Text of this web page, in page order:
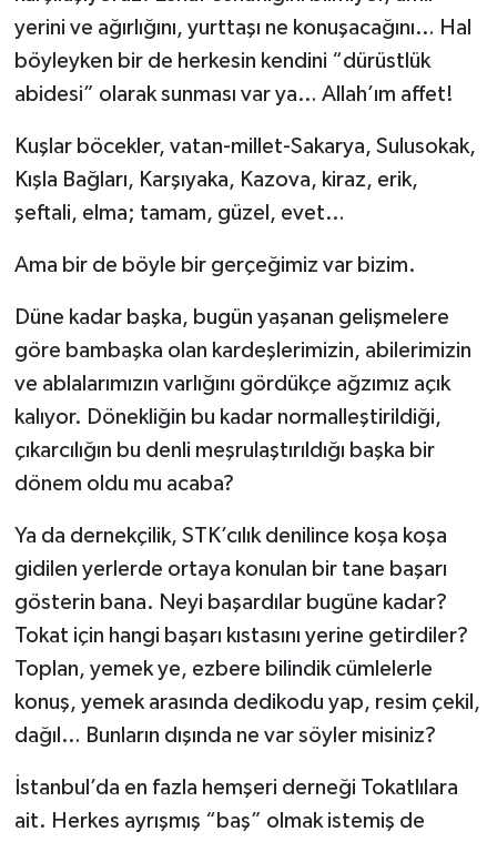
yerini ve ağırlığını, yurttaşı ne konuşacağını… Hal
böyleyken bir de herkesin kendini “dürüstlük
abidesi” olarak sunması var ya… Allah’ım affet!
Kuşlar böcekler, vatan-millet-Sakarya, Sulusokak,
Kışla Bağları, Karşıyaka, Kazova, kiraz, erik,
şeftali, elma; tamam, güzel, evet…
Ama bir de böyle bir gerçeğimiz var bizim.
Düne kadar başka, bugün yaşanan gelişmelere
göre bambaşka olan kardeşlerimizin, abilerimizin
ve ablalarımızın varlığını gördükçe ağzımız açık
kalıyor. Dönekliğin bu kadar normalleştirildiği,
çıkarcılığın bu denli meşrulaştırıldığı başka bir
dönem oldu mu acaba?
Ya da dernekçilik, STK’cılık denilince koşa koşa
gidilen yerlerde ortaya konulan bir tane başarı
gösterin bana. Neyi başardılar bugüne kadar?
Tokat için hangi başarı kıstasını yerine getirdiler?
Toplan, yemek ye, ezbere bilindik cümlelerle
konuş, yemek arasında dedikodu yap, resim çekil,
dağıl… Bunların dışında ne var söyler misiniz?
İstanbul’da en fazla hemşeri derneği Tokatlılara
ait. Herkes ayrışmış “baş” olmak istemiş de